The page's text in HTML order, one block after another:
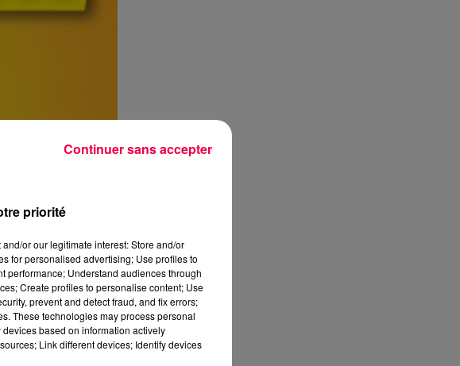
priorité
or our legitimate interest: Store and/or
for personalised advertising; Use profiles to
performance; Understand audiences through
Create profiles to personalise content; Use
prevent and detect fraud, and fix errors;
These technologies may process personal
based on information actively
Link different devices; Identify devices
Continuer sans accepter